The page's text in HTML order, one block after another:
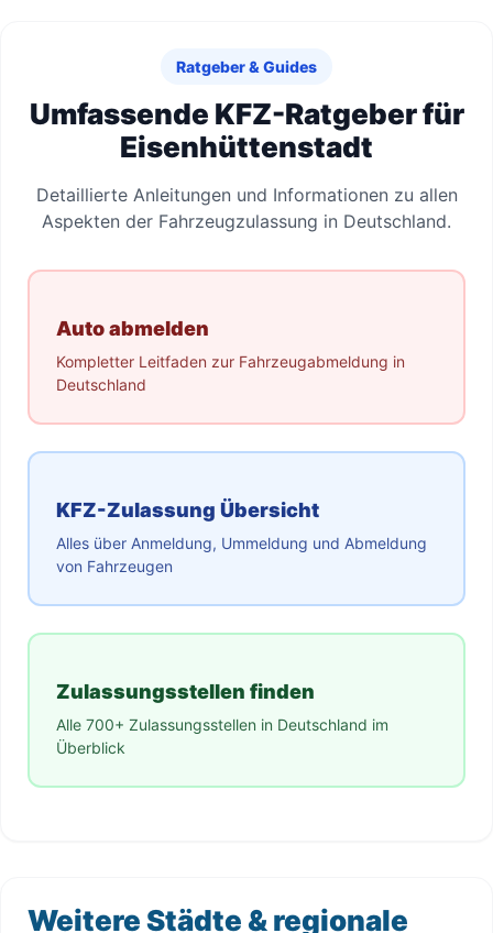
Ratgeber & Guides
Umfassende KFZ-Ratgeber für
Eisenhüttenstadt
Detaillierte Anleitungen und Informationen zu allen
Aspekten der Fahrzeugzulassung in Deutschland.
Auto abmelden
Kompletter Leitfaden zur Fahrzeugabmeldung in
Deutschland
KFZ-Zulassung Übersicht
Alles über Anmeldung, Ummeldung und Abmeldung
von Fahrzeugen
Zulassungsstellen finden
Alle 700+ Zulassungsstellen in Deutschland im
Überblick
Weitere Städte & regionale